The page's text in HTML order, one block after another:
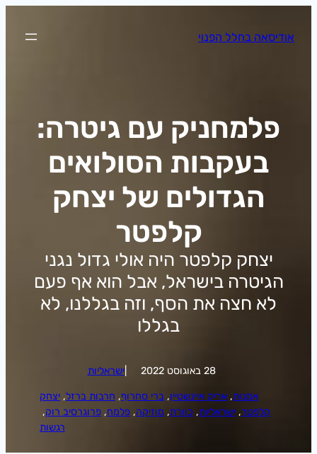
לתוכןאודיסאה בחלל הפנוי
פלמחניק עם גיטרה:
בעקבות הסולואים
הגדולים של יצחק
קלפטר
יצחק קלפטר היה אולי גדול נגני
הגיטרה בישראל, אבל הוא אף פעם
לא חצה את הסף, וזה בגללנו, לא
בגללו
28 באוגוסט 2022 |ישראליות
אמנות, אריק איינשטיין, ברי סחרוף, חרבות ברזל, יצחק
קלפטר, ישראליות, כוורת, מוזיקה, פלמח, פרוגרסיב רוק,
רגשות